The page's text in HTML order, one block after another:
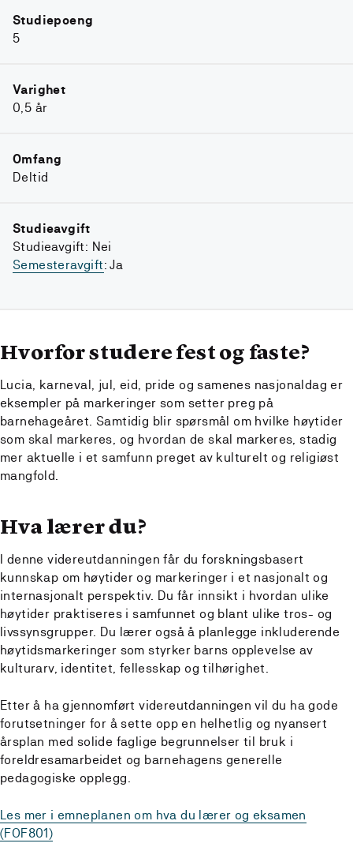
Studiepoeng
5
Varighet
0,5 år
Omfang
Deltid
Studieavgift
Studieavgift: Nei
Semesteravgift: Ja
Hvorfor studere fest og faste?
Lucia, karneval, jul, eid, pride og samenes nasjonaldag er
eksempler på markeringer som setter preg på
barnehageåret. Samtidig blir spørsmål om hvilke høytider
som skal markeres, og hvordan de skal markeres, stadig
mer aktuelle i et samfunn preget av kulturelt og religiøst
mangfold.
Hva lærer du?
I denne videreutdanningen får du forskningsbasert
kunnskap om høytider og markeringer i et nasjonalt og
internasjonalt perspektiv. Du får innsikt i hvordan ulike
høytider praktiseres i samfunnet og blant ulike tros- og
livssynsgrupper. Du lærer også å planlegge inkluderende
høytidsmarkeringer som styrker barns opplevelse av
kulturarv, identitet, fellesskap og tilhørighet.
Etter å ha gjennomført videreutdanningen vil du ha gode
forutsetninger for å sette opp en helhetlig og nyansert
årsplan med solide faglige begrunnelser til bruk i
foreldresamarbeidet og barnehagens generelle
pedagogiske opplegg.
Les mer i emneplanen om hva du lærer og eksamen
(FOF801)